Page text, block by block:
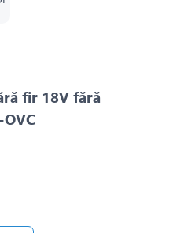
fir 18V fără